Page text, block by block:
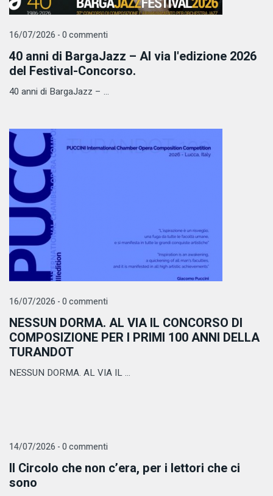
16/07/2026 - 0 commenti
40 anni di BargaJazz – Al via l'edizione 2026
del Festival-Concorso.
40 anni di BargaJazz – ...
16/07/2026 - 0 commenti
NESSUN DORMA. AL VIA IL CONCORSO DI
COMPOSIZIONE PER I PRIMI 100 ANNI DELLA
TURANDOT
NESSUN DORMA. AL VIA IL ...
14/07/2026 - 0 commenti
Il Circolo che non c’era, per i lettori che ci
sono